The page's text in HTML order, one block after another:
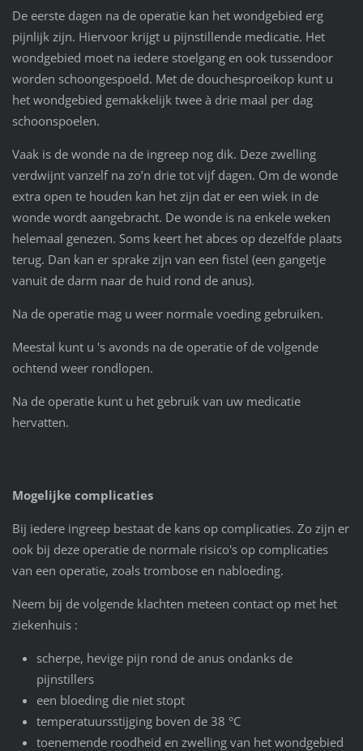
De eerste dagen na de operatie kan het wondgebied erg
pijnlijk zijn. Hiervoor krijgt u pijnstillende medicatie. Het
wondgebied moet na iedere stoelgang en ook tussendoor
worden schoongespoeld. Met de douchesproeikop kunt u
het wondgebied gemakkelijk twee à drie maal per dag
schoonspoelen.
Vaak is de wonde na de ingreep nog dik. Deze zwelling
verdwijnt vanzelf na zo’n drie tot vijf dagen. Om de wonde
extra open te houden kan het zijn dat er een wiek in de
wonde wordt aangebracht. De wonde is na enkele weken
helemaal genezen. Soms keert het abces op dezelfde plaats
terug. Dan kan er sprake zijn van een fistel (een gangetje
vanuit de darm naar de huid rond de anus).
Na de operatie mag u weer normale voeding gebruiken.
Meestal kunt u 's avonds na de operatie of de volgende
ochtend weer rondlopen.
Na de operatie kunt u het gebruik van uw medicatie
hervatten.
Mogelijke complicaties
Bij iedere ingreep bestaat de kans op complicaties. Zo zijn er
ook bij deze operatie de normale risico's op complicaties
van een operatie, zoals trombose en nabloeding.
Neem bij de volgende klachten meteen contact op met het
ziekenhuis :
scherpe, hevige pijn rond de anus ondanks de
pijnstillers
een bloeding die niet stopt
temperatuursstijging boven de 38 °C
toenemende roodheid en zwelling van het wondgebied